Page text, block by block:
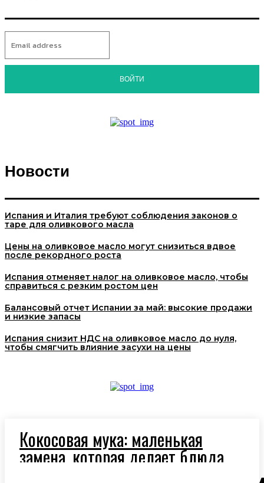
ВОЙТИ
Новости
Испания и Италия требуют соблюдения законов о
таре для оливкового масла
Цены на оливковое масло могут снизиться вдвое
после рекордного роста
Испания отменяет налог на оливковое масло, чтобы
справиться с резким ростом цен
Балансовый отчет Испании за май: высокие продажи
и низкие запасы
Испания снизит НДС на оливковое масло до нуля,
чтобы смягчить влияние засухи на цены
Кокосовая мука: маленькая
замена, которая делает блюда